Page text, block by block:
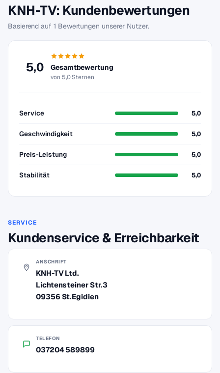
KNH-TV: Kundenbewertungen
Basierend auf 1 Bewertungen unserer Nutzer.
5,0 Gesamtbewertung
von 5,0 Sternen
Service 5,0
Geschwindigkeit 5,0
Preis-Leistung 5,0
Stabilität 5,0
SERVICE
Kundenservice & Erreichbarkeit
ANSCHRIFT
KNH-TV Ltd.
Lichtensteiner Str.3
09356 St.Egidien
TELEFON
037204 589899